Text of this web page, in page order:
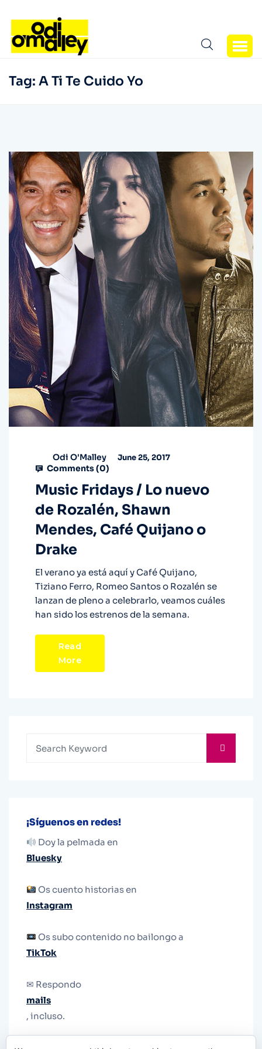
Tag: A Ti Te Cuido Yo
Odi O'Malley June 25, 2017
Comments (0)
Music Fridays / Lo nuevo
de Rozalén, Shawn
Mendes, Café Quijano o
Drake
El verano ya está aquí y Café Quijano,
Tiziano Ferro, Romeo Santos o Rozalén se
lanzan de pleno a celebrarlo, veamos cuáles
han sido los estrenos de la semana.
Read
More
¡Síguenos en redes!
Doy la pelmada en
Bluesky
Os cuento historias en
Instagram
Os subo contenido no bailongo a
TikTok
✉ Respondo
mails
, incluso.